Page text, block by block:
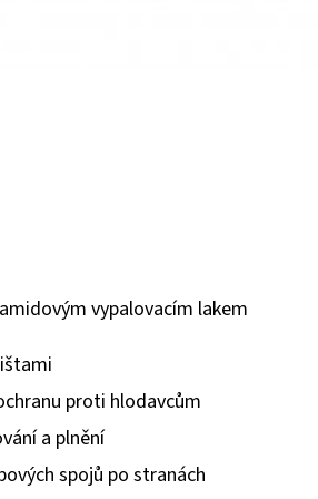
vypalovacím lakem
proti hlodavcům
a plnění
spojů po stranách